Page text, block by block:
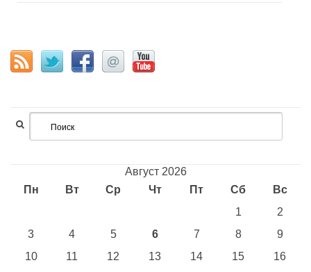
Август 2026
Пн
Вт Ср Чт Пт Сб Вс
1
2
3
4 5 6 7 8
9
10
11 12 13 14 15
16